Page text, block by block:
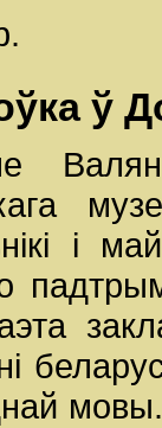
ў
і